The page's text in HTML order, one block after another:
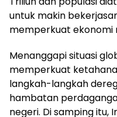
untuk makin
memperkuat ekonomi
Menanggapi situasi
memperkuat
langkah-langkah
hambatan
negeri. Di samping itu,